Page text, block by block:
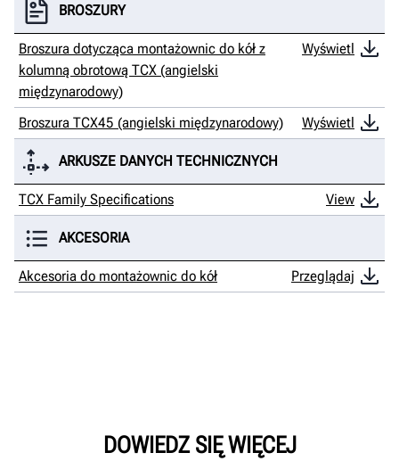
BROSZURY
Broszura dotycząca montażownic do kół z
kolumną obrotową TCX (angielski
międzynarodowy)
Wyświetl
Broszura TCX45 (angielski międzynarodowy) Wyświetl
ARKUSZE DANYCH TECHNICZNYCH
TCX Family Specifications View
AKCESORIA
Akcesoria do montażownic do kół Przeglądaj
DOWIEDZ SIĘ WIĘCEJ